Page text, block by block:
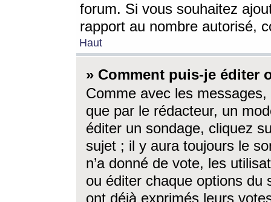
forum. Si vous souhaitez
rapport au nombre autorisé,
Haut
» Comment puis-je éditer
Comme avec les
que par le rédacteur, un
éditer un sondage, cliquez
sujet ; il y aura toujours le
n’a donné de vote, les
ou éditer chaque options du
ont déjà exprimés leurs